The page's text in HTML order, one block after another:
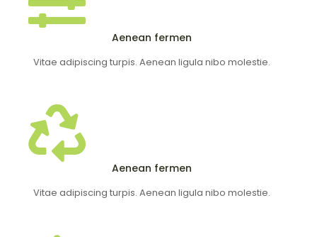
Aenean fermen
Vitae adipiscing turpis. Aenean ligula nibo molestie.
Aenean fermen
Vitae adipiscing turpis. Aenean ligula nibo molestie.